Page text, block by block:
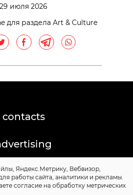
29 июля 2026
для раздела Art & Culture
contacts
Posta-Magazine
контент, не предназначенный
младше 16 лет.
Яндекс.Метрику, Вебвизор,
работы сайта, аналитики и рекламы.
согласие на обработку метрических